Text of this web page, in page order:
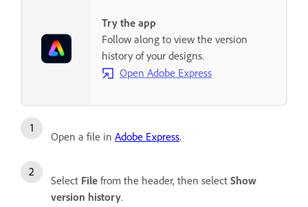
Try the app
Follow along to view the version
history of your designs.
Open Adobe Express
Open a file in Adobe Express.
Select File from the header, then select Show
version history.